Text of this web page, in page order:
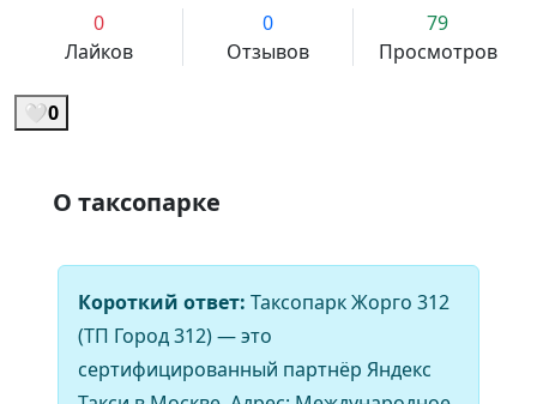
0
Лайков
0
Отзывов
79
Просмотров
🤍0
О таксопарке
Короткий ответ: Таксопарк Жорго 312
(ТП Город 312) — это
сертифицированный партнёр Яндекс